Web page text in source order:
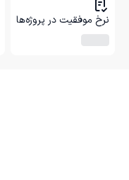
نرخ موفقیت در پروژه‌ها